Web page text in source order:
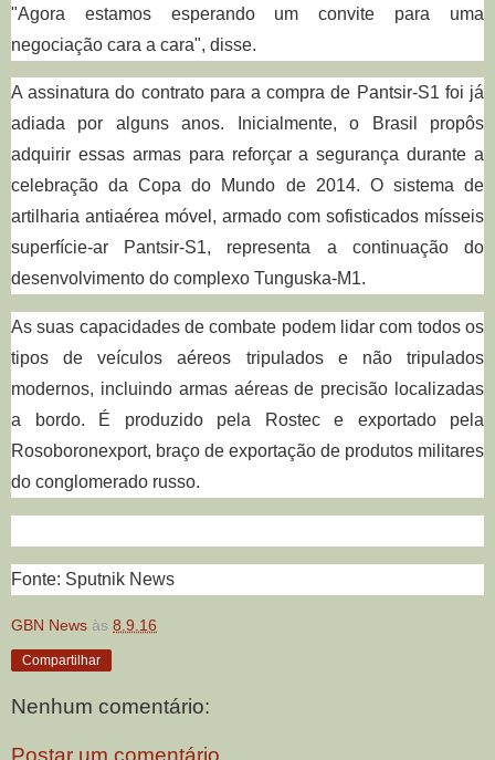
"Agora estamos esperando um convite para uma
negociação cara a cara", disse.
A assinatura do contrato para a compra de Pantsir-S1 foi já
adiada por alguns anos. Inicialmente, o Brasil propôs
adquirir essas armas para reforçar a segurança durante a
celebração da Copa do Mundo de 2014. O sistema de
artilharia antiaérea móvel, armado com sofisticados mísseis
superfície-ar Pantsir-S1, representa a continuação do
desenvolvimento do complexo Tunguska-M1.
As suas capacidades de combate podem lidar com todos os
tipos de veículos aéreos tripulados e não tripulados
modernos, incluindo armas aéreas de precisão localizadas
a bordo. É produzido pela Rostec e exportado pela
Rosoboronexport, braço de exportação de produtos militares
do conglomerado russo.
Fonte: Sputnik News
GBN News às 8.9.16
Compartilhar
Nenhum comentário:
Postar um comentário